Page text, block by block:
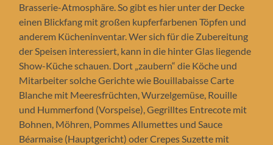
Brasserie-Atmosphäre. So gibt es hier unter der Decke
einen Blickfang mit großen kupferfarbenen Töpfen und
anderem Kücheninventar. Wer sich für die Zubereitung
der Speisen interessiert, kann in die hinter Glas liegende
Show-Küche schauen. Dort „zaubern“ die Köche und
Mitarbeiter solche Gerichte wie Bouillabaisse Carte
Blanche mit Meeresfrüchten, Wurzelgemüse, Rouille
und Hummerfond (Vorspeise), Gegrilltes Entrecote mit
Bohnen, Möhren, Pommes Allumettes und Sauce
Béarmaise (Hauptgericht) oder Crepes Suzette mit